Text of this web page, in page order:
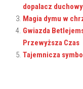
dopalacz duchowy
Magia dymu w
Gwiazda
Przewyższa Czas
Tajemnicza